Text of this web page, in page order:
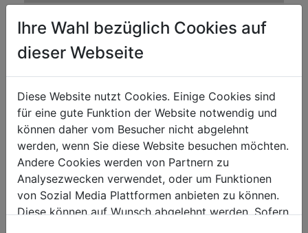
chip bag capacity in l
100
chip bag diameter in mm
fan wheel diameter in mm
230
hypotension in Pa
volume level and vibration
sound power level in dB(A)
95.6
sound pressure level in dB(A)
86.5
Ihre Wahl bezüglich Cookies auf
dieser Webseite
Diese Website nutzt Cookies. Einige Cookies sind
für eine gute Funktion der Website notwendig und
können daher vom Besucher nicht abgelehnt
werden, wenn Sie diese Website besuchen möchten.
Andere Cookies werden von Partnern zu
Analysezwecken verwendet, oder um Funktionen
von Sozial Media Plattformen anbieten zu können.
Diese können auf Wunsch abgelehnt werden. Sofern